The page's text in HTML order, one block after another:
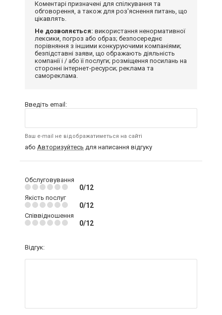
Коментарі призначені для спілкування та
обговорення, а також для роз'яснення питань, що
цікавлять.
Не дозволяється: використання ненормативної
лексики, погроз або образ; безпосереднє
порівняння з іншими конкуруючими компаніями;
безпідставні заяви, що ображають діяльність
компанії і / або її послуги; розміщення посилань на
сторонні інтернет-ресурси; реклама та
самореклама.
Введіть email:
Ваш e-mail не відображатиметься на сайті
або Авторизуйтесь для написання відгуку
Обслуговування
0/12
Якість послуг
0/12
Співвідношення
0/12
Відгук: